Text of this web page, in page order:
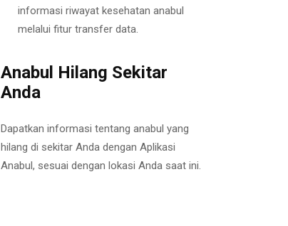
informasi riwayat kesehatan anabul
melalui fitur transfer data.
Anabul Hilang Sekitar
Anda
Dapatkan informasi tentang anabul yang
hilang di sekitar Anda dengan Aplikasi
Anabul, sesuai dengan lokasi Anda saat ini.